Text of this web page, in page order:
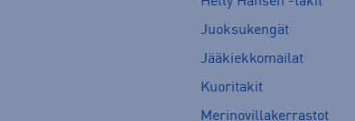
Juoksukengät
Jääkiekkomailat
Kuoritakit
Merinovillakerrastot